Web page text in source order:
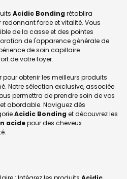
Acidic Bonding rétablira
redonnant force et vitalité. Vous
de la casse et des pointes
de l'apparence générale de
de soin capillaire
de votre foyer.
obtenir les meilleurs produits
Notre sélection exclusive, associée
permettra de prendre soin de vos
abordable. Naviguez dès
Acidic Bonding et découvrez les
acidepour des cheveux